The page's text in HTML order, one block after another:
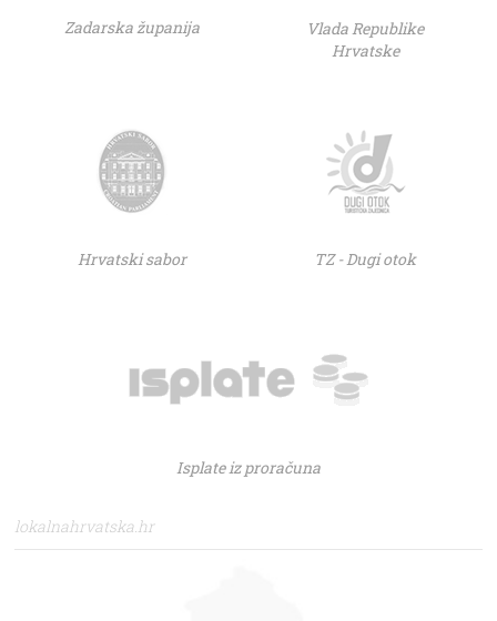
Zadarska županija
Vlada Republike
Hrvatske
Hrvatski sabor TZ - Dugi otok
Isplate iz proračuna
lokalnahrvatska.hr